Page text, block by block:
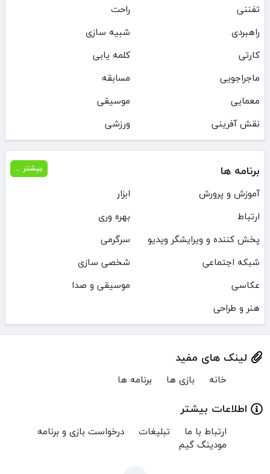
تفننی
راحت
راهبردی
شبیه سازی
کارتی
کلمه یابی
ماجراجویی
مسابقه
معمایی
موسیقی
نقش آفرینی
ورزشی
برنامه ها بیشتر ...
آموزش و پرورش
ابزار
ارتباط
بهره وری
پخش کننده و ویرایشگر ویدیو
سرگرمی
شبکه اجتماعی
شخصی سازی
عکاسی
موسیقی و صدا
هنر و طراحی
لینک های مفید
خانه بازی ها برنامه ها
اطلاعات بیشتر
ارتباط با ما تبلیغات
درخواست بازی و برنامه
مودینگ گیم